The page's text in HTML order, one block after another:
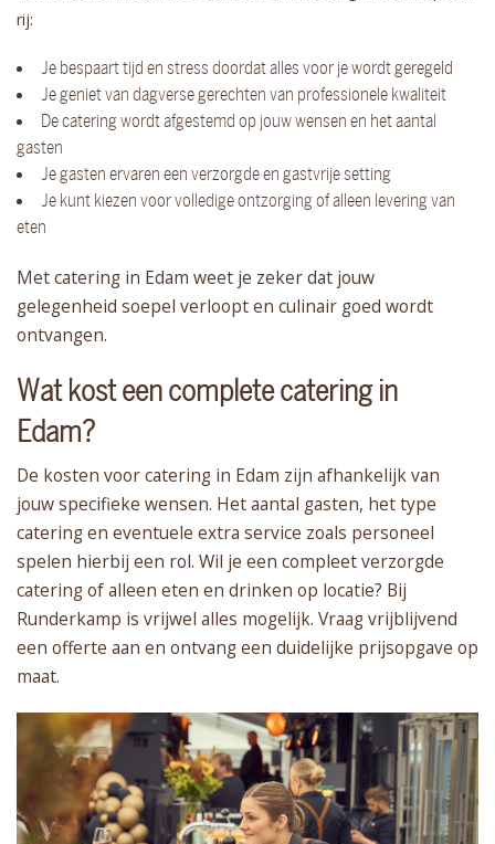
rij:
Je bespaart tijd en stress doordat alles voor je wordt geregeld
Je geniet van dagverse gerechten van professionele kwaliteit
De catering wordt afgestemd op jouw wensen en het aantal
gasten
Je gasten ervaren een verzorgde en gastvrije setting
Je kunt kiezen voor volledige ontzorging of alleen levering van
eten
Met catering in Edam weet je zeker dat jouw
gelegenheid soepel verloopt en culinair goed wordt
ontvangen.
Wat kost een complete catering in
Edam?
De kosten voor catering in Edam zijn afhankelijk van
jouw specifieke wensen. Het aantal gasten, het type
catering en eventuele extra service zoals personeel
spelen hierbij een rol. Wil je een compleet verzorgde
catering of alleen eten en drinken op locatie? Bij
Runderkamp is vrijwel alles mogelijk. Vraag vrijblijvend
een offerte aan en ontvang een duidelijke prijsopgave op
maat.